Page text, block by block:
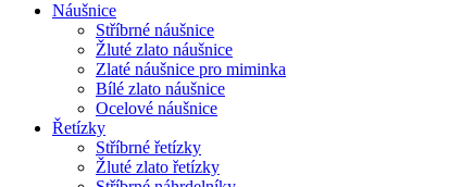
Náušnice
Stříbrné náušnice
Žluté zlato náušnice
Zlaté náušnice pro miminka
Bílé zlato náušnice
Ocelové náušnice
Řetízky
Stříbrné řetízky
Žluté zlato řetízky